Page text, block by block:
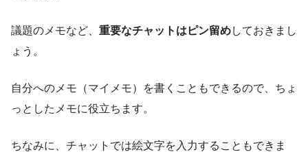
議題のメモなど、 重要なチャットはピン留めしておきまし
ょう。
自分へのメモ（マイメモ）を書くこともできるので、ちょ
っとしたメモに役立ちます。
ちなみに、チャットでは絵文字を入力することもできま